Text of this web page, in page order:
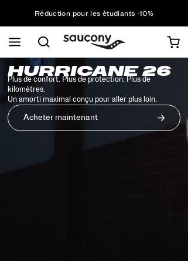
Réduction pour les étudiants -10%
Retours gratuits sur toutes les commandes
Réduction pour les étudiants -10%
HURRICANE 26
Plus de confort. Plus de protection. Plus de
kilomètres.
Un amorti maximal conçu pour aller plus loin.
Acheter maintenant